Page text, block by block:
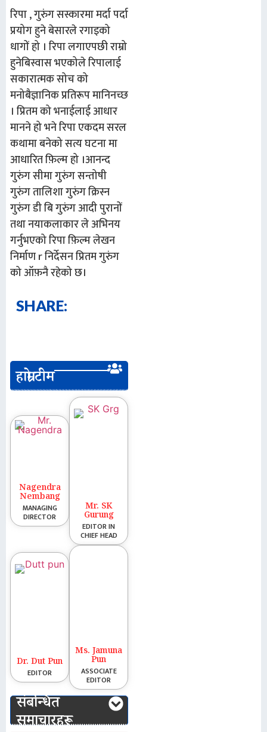
रिपा,गुरुंगसस्कारमामर्दापर्दा
प्रयोगहुनेबेसारलेरगाइको
धागोंहो । रिपालगाएपछीराम्रो
हुनेबिस्वासभएकोलेरिपालाई
सकारात्मकसोचको
मनोबैज्ञानिकप्रतिरूपमानिनच्छ
। प्रितमकोभनाईलाईआधार
माननेहोभनेरिपाएकदमसरल
कथामाबनेकोसत्यघटनामा
आधारितफ़िल्महो ।आनन्द
गुरुंगसीमागुरुंगसन्तोषी
गुरुंगतालिशागुरुंगक्रिस्न
गुरुंगडीबिगुरुंगआदीपुरानों
तथानयाकलाकारलेअभिनय
गर्नुभएकोरिपाफ़िल्मलेखन
निर्माणrनिर्देसनप्रितमगुरुंग
कोऑफ़नैरहेकोछ।
SHARE:
हाम्रो टीम
Nagendra
Nembang
MANAGING
DIRECTOR
Mr. SK
Gurung
EDITOR IN
CHIEF HEAD
Dr. Dut Pun
EDITOR
Ms. Jamuna
Pun
ASSOCIATE
EDITOR
संबन्धित
समाचारहरू